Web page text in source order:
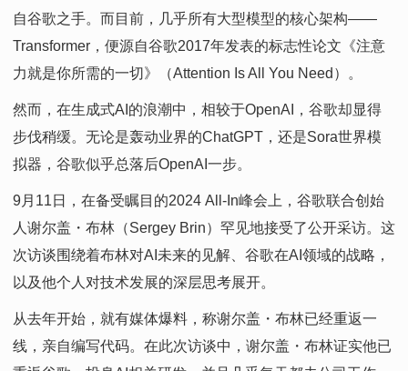
自谷歌之手。而目前，几乎所有大型模型的核心架构——
Transformer，便源自谷歌2017年发表的标志性论文《注意
力就是你所需的一切》（Attention Is All You Need）。
然而，在生成式AI的浪潮中，相较于OpenAI，谷歌却显得
步伐稍缓。无论是轰动业界的ChatGPT，还是Sora世界模
拟器，谷歌似乎总落后OpenAI一步。
9月11日，在备受瞩目的2024 All-In峰会上，谷歌联合创始
人谢尔盖 ・ 布林（Sergey Brin）罕见地接受了公开采访。这
次访谈围绕着布林对AI未来的见解、谷歌在AI领域的战略，
以及他个人对技术发展的深层思考展开。
从去年开始，就有媒体爆料，称谢尔盖 ・ 布林已经重返一
线，亲自编写代码。在此次访谈中，谢尔盖 ・ 布林证实他已